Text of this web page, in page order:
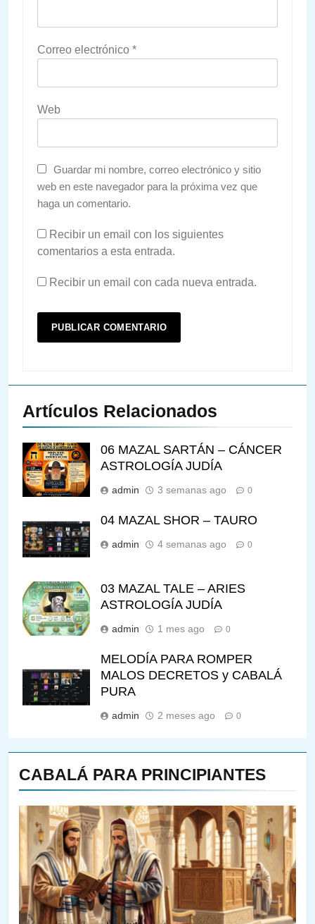
CABALÁ PARA PRINCIPIANTES
144
¿QUIÉN ES SABIO? EL QUE
VE LO QUE VA A NACER
PENSAMIENTO JUDÍO PIRKEI AVOT
Correo electrónico *
Web
Guardar mi nombre, correo electrónico y sitio
web en este navegador para la próxima vez que
haga un comentario.
Recibir un email con los siguientes
comentarios a esta entrada.
Recibir un email con cada nueva entrada.
Artículos Relacionados
06 MAZAL SARTÁN – CÁNCER
ASTROLOGÍA JUDÍA
admin 3 semanas ago 0
04 MAZAL SHOR – TAURO
admin 4 semanas ago 0
03 MAZAL TALE – ARIES
ASTROLOGÍA JUDÍA
admin 1 mes ago 0
MELODÍA PARA ROMPER
MALOS DECRETOS y CABALÁ
PURA
admin 2 meses ago 0